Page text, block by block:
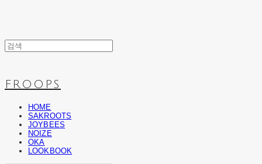
FROOPS
HOME
SAKROOTS
JOYBEES
NOIZE
OKA
LOOKBOOK